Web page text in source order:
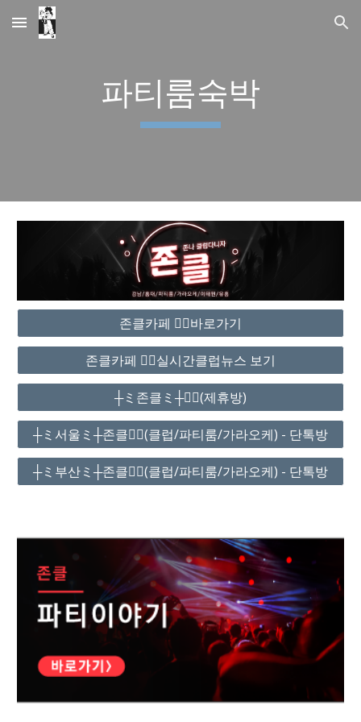
Skip to main content Skip to navigation
파티룸숙박
존클카페 ❤️‍🔥바로가기
존클카페 ❤️‍🔥실시간클럽뉴스 보기
┼ミ존클ミ┼❤️‍🔥(제휴방)
┼ミ서울ミ┼존클❤️‍🔥(클럽/파티룸/가라오케) - 단톡방
┼ミ부산ミ┼존클❤️‍🔥(클럽/파티룸/가라오케) - 단톡방